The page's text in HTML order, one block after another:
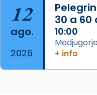
12
ago.
2026
30 a 60
10:00
+ info